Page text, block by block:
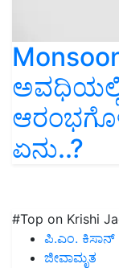
ಅವಧಿಯಲ್ಲಿ
ಏನು..?
#Top on Krishi
ಪಿ.ಎಂ. ಕಿಸಾನ್
ಜೀವಾಮೃತ